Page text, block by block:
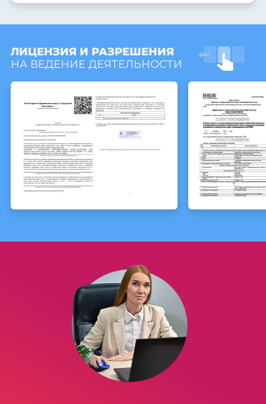
ЛИЦЕНЗИЯ И РАЗРЕШЕНИЯ
НА ВЕДЕНИЕ ДЕЯТЕЛЬНОСТИ